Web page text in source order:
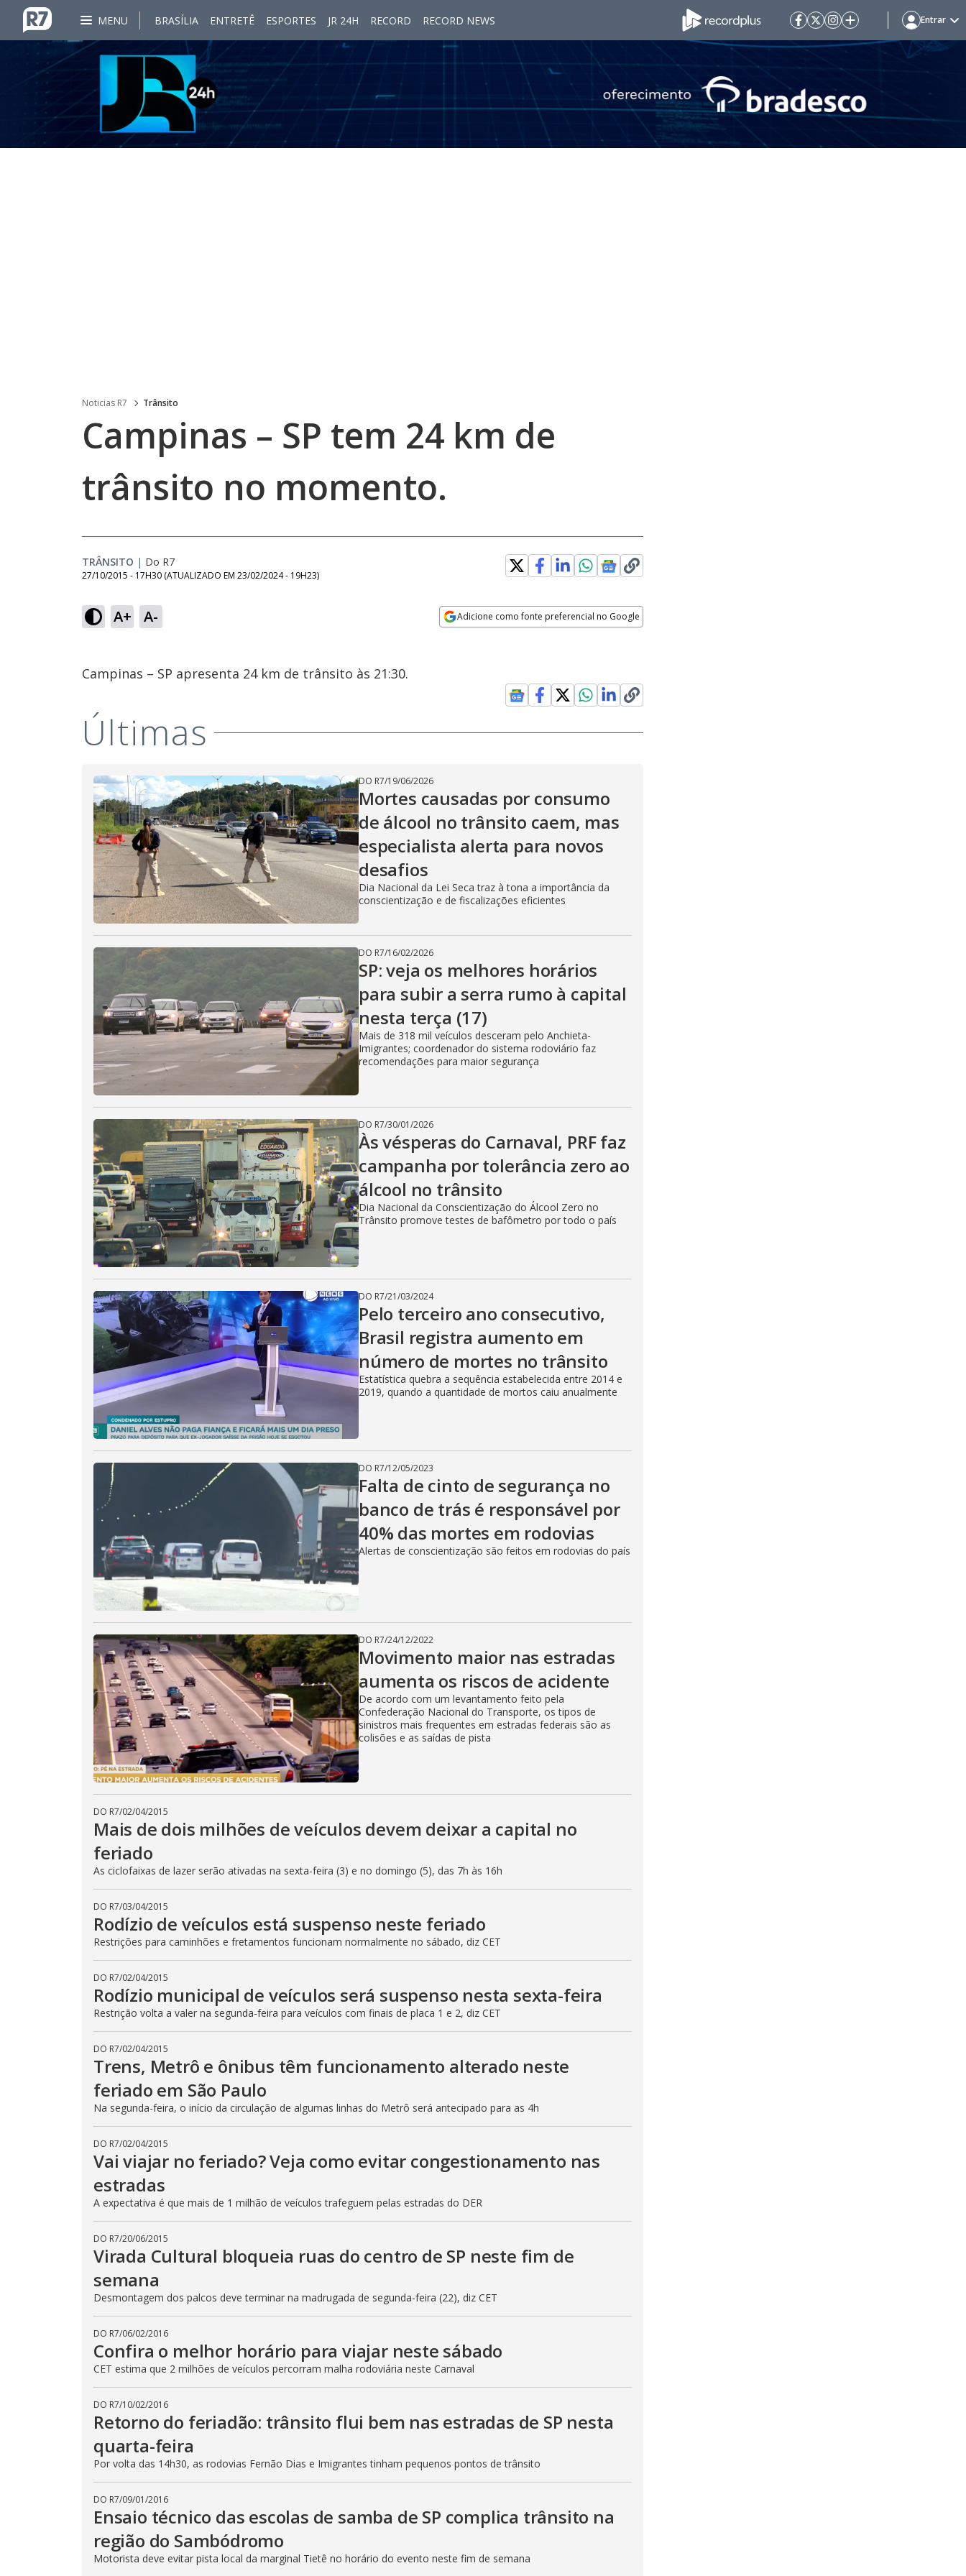
MENU BRASÍLIA ENTRETÊ ESPORTES JR 24H RECORD RECORD NEWS Entrar
Noticias R7 Trânsito
Campinas – SP tem 24 km de
trânsito no momento.
TRÂNSITO | Do R7
27/10/2015 - 17H30 (ATUALIZADO EM 23/02/2024 - 19H23)
A+ A- Adicione como fonte preferencial no Google
Campinas – SP apresenta 24 km de trânsito às 21:30.
Últimas
DO R7/19/06/2026
Mortes causadas por consumo
de álcool no trânsito caem, mas
especialista alerta para novos
desafios
Dia Nacional da Lei Seca traz à tona a importância da
conscientização e de fiscalizações eficientes
DO R7/16/02/2026
SP: veja os melhores horários
para subir a serra rumo à capital
nesta terça (17)
Mais de 318 mil veículos desceram pelo Anchieta-
Imigrantes; coordenador do sistema rodoviário faz
recomendações para maior segurança
DO R7/30/01/2026
Às vésperas do Carnaval, PRF faz
campanha por tolerância zero ao
álcool no trânsito
Dia Nacional da Conscientização do Álcool Zero no
Trânsito promove testes de bafômetro por todo o país
DO R7/21/03/2024
Pelo terceiro ano consecutivo,
Brasil registra aumento em
número de mortes no trânsito
Estatística quebra a sequência estabelecida entre 2014 e
2019, quando a quantidade de mortos caiu anualmente
DO R7/12/05/2023
Falta de cinto de segurança no
banco de trás é responsável por
40% das mortes em rodovias
Alertas de conscientização são feitos em rodovias do país
DO R7/24/12/2022
Movimento maior nas estradas
aumenta os riscos de acidente
De acordo com um levantamento feito pela
Confederação Nacional do Transporte, os tipos de
sinistros mais frequentes em estradas federais são as
colisões e as saídas de pista
DO R7/02/04/2015
Mais de dois milhões de veículos devem deixar a capital no
feriado
As ciclofaixas de lazer serão ativadas na sexta-feira (3) e no domingo (5), das 7h às 16h
DO R7/03/04/2015
Rodízio de veículos está suspenso neste feriado
Restrições para caminhões e fretamentos funcionam normalmente no sábado, diz CET
DO R7/02/04/2015
Rodízio municipal de veículos será suspenso nesta sexta-feira
Restrição volta a valer na segunda-feira para veículos com finais de placa 1 e 2, diz CET
DO R7/02/04/2015
Trens, Metrô e ônibus têm funcionamento alterado neste
feriado em São Paulo
Na segunda-feira, o início da circulação de algumas linhas do Metrô será antecipado para as 4h
DO R7/02/04/2015
Vai viajar no feriado? Veja como evitar congestionamento nas
estradas
A expectativa é que mais de 1 milhão de veículos trafeguem pelas estradas do DER
DO R7/20/06/2015
Virada Cultural bloqueia ruas do centro de SP neste fim de
semana
Desmontagem dos palcos deve terminar na madrugada de segunda-feira (22), diz CET
DO R7/06/02/2016
Confira o melhor horário para viajar neste sábado
CET estima que 2 milhões de veículos percorram malha rodoviária neste Carnaval
DO R7/10/02/2016
Retorno do feriadão: trânsito flui bem nas estradas de SP nesta
quarta-feira
Por volta das 14h30, as rodovias Fernão Dias e Imigrantes tinham pequenos pontos de trânsito
DO R7/09/01/2016
Ensaio técnico das escolas de samba de SP complica trânsito na
região do Sambódromo
Motorista deve evitar pista local da marginal Tietê no horário do evento neste fim de semana